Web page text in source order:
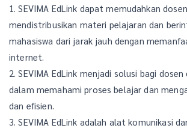
1. SEVIMA EdLink dapat memudahkan
mendistribusikan materi pelajaran dan
mahasiswa dari jarak jauh dengan
internet.
2. SEVIMA EdLink menjadi solusi bagi dosen
dalam memahami proses belajar dan
dan efisien.
3. SEVIMA EdLink adalah alat komunikasi